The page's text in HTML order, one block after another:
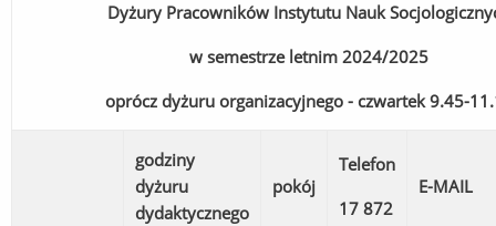
Dyżury Pracowników Instytutu Nauk
w semestrze letnim 2024/2025
oprócz dyżuru organizacyjnego - czwartek 9.45-
godziny
dyżuru
dydaktycznego
pokój
Telefon
17 872
E-MAIL